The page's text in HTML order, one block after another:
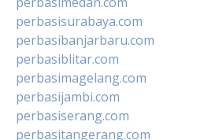
perbasisurabaya.com
perbasibanjarbaru.com
perbasiblitar.com
perbasimagelang.com
perbasijambi.com
perbasiserang.com
perbasitangerang.com